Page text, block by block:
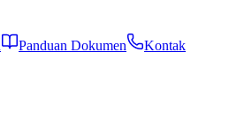
Panduan Dokumen
Kontak